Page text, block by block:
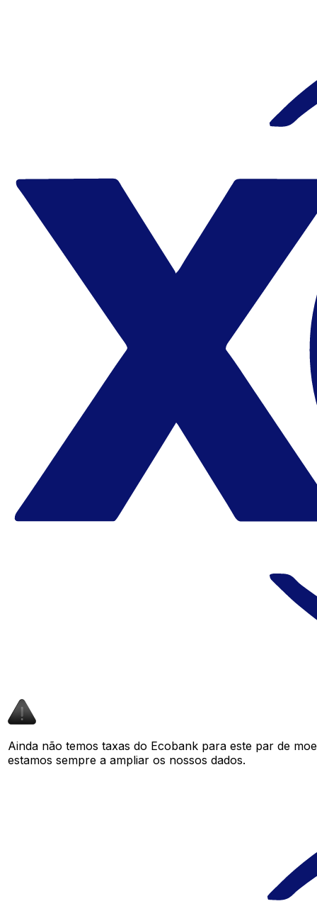
Ainda não temos taxas do Ecobank para este par de
estamos sempre a ampliar os nossos dados.